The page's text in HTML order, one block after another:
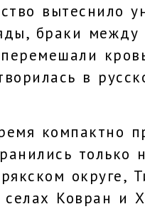
вытеснило
браки
в
компактно
только
округе,
Ковран и